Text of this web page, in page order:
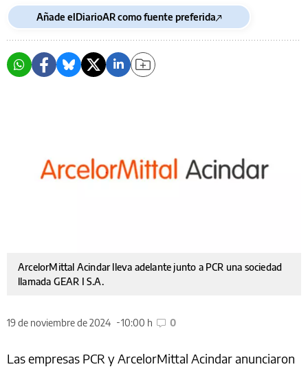
Añade elDiarioAR como fuente preferida
ArcelorMittal Acindar lleva adelante junto a PCR una sociedad
llamada GEAR I S.A.
19 de noviembre de 2024 10:00 h 0
Las empresas PCR y ArcelorMittal Acindar anunciaron